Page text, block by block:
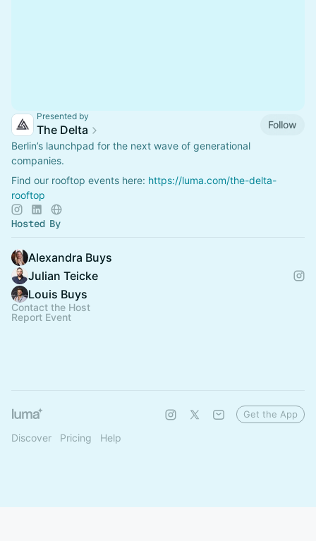
Presented by
The Delta
Follow
Berlin’s launchpad for the next wave of generational
companies.
Find our rooftop events here: https://luma.com/the-delta-
rooftop
Hosted By
Alexandra Buys
Julian Teicke
Louis Buys
Contact the Host
Report Event
Discover Pricing Help
Get the App